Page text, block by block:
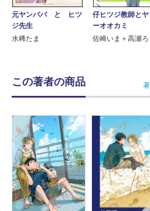
元ヤンパパ と ヒツ
ジ先生
水稀たま
仔ヒツジ教師とヤ
ーオオカミ
佐崎いま＋高瀬ろ
この著者の商品